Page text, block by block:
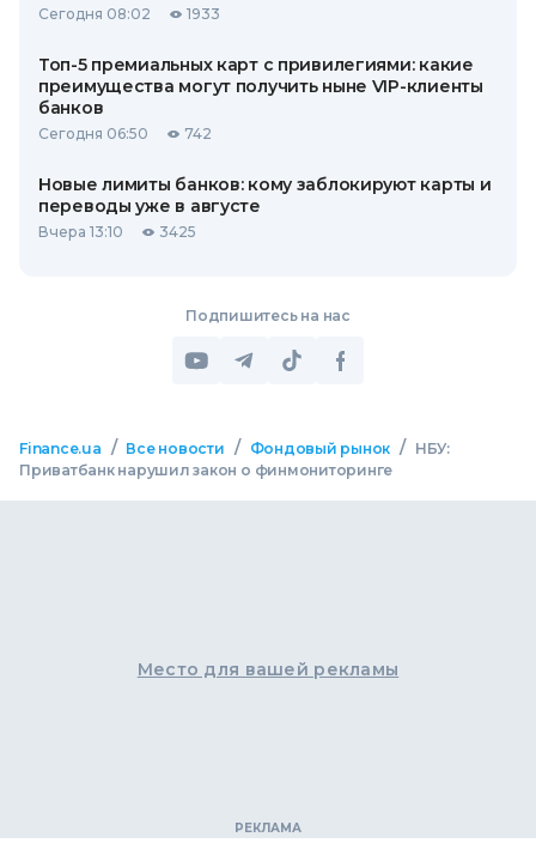
Сегодня 08:02 1933
Топ-5 премиальных карт с привилегиями: какие
преимущества могут получить ныне VIP-клиенты
банков
Сегодня 06:50 742
Новые лимиты банков: кому заблокируют карты и
переводы уже в августе
Вчера 13:10 3425
Подпишитесь на нас
Finance.ua / Все новости / Фондовый рынок /
НБУ:
Приватбанк нарушил закон о финмониторинге
Место для вашей рекламы